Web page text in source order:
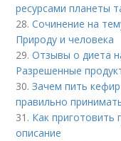
ресурсами планеты
28.Сочинение на
Природу и человека
29.Отзывы о диета
Разрешенные
30.Зачем пить
правильно
31. Как приготовить
описание